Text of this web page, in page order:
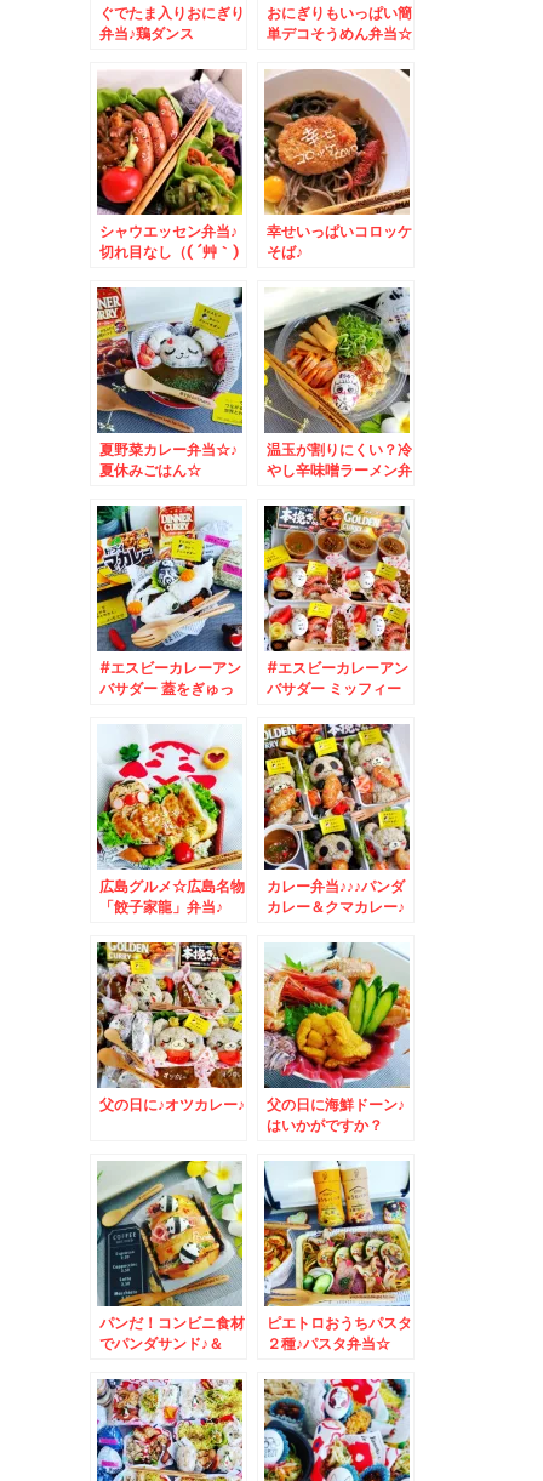
ぐでたま入りおにぎり
弁当♪鶏ダンス
おにぎりもいっぱい簡
単デコそうめん弁当☆
シャウエッセン弁当♪
切れ目なし（( ´艸｀)
幸せいっぱいコロッケ
そば♪
夏野菜カレー弁当☆♪
夏休みごはん☆
温玉が割りにくい？冷
やし辛味噌ラーメン弁
#エスビーカレーアン
バサダー 蓋をぎゅっ
カレー ( ´艸｀)
#エスビーカレーアン
バサダー ミッフィー
広島グルメ☆広島名物
「餃子家龍」弁当♪
カレー弁当♪♪♪パンダ
カレー＆クマカレー♪
父の日に♪オツカレー♪
父の日に海鮮ドーン♪
はいかがですか？
パンだ！コンビニ食材
でパンダサンド♪＆
ました＾＾
ピエトロおうちパスタ
２種♪パスタ弁当☆